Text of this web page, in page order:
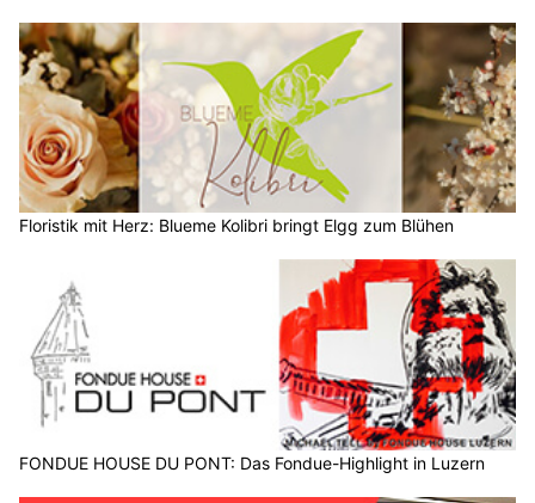
Floristik mit Herz: Blueme Kolibri bringt Elgg zum Blühen
FONDUE HOUSE DU PONT: Das Fondue-Highlight in Luzern